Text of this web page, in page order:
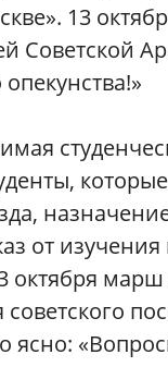
13
Советской
от
октября марш